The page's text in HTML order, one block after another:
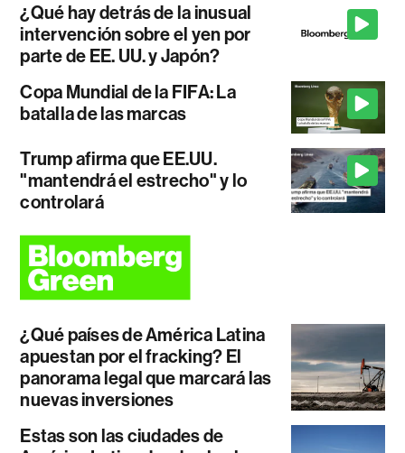
¿Qué hay detrás de la inusual
intervención sobre el yen por
parte de EE. UU. y Japón?
Copa Mundial de la FIFA: La
batalla de las marcas
Trump afirma que EE.UU.
"mantendrá el estrecho" y lo
controlará
¿Qué países de América Latina
apuestan por el fracking? El
panorama legal que marcará las
nuevas inversiones
Estas son las ciudades de